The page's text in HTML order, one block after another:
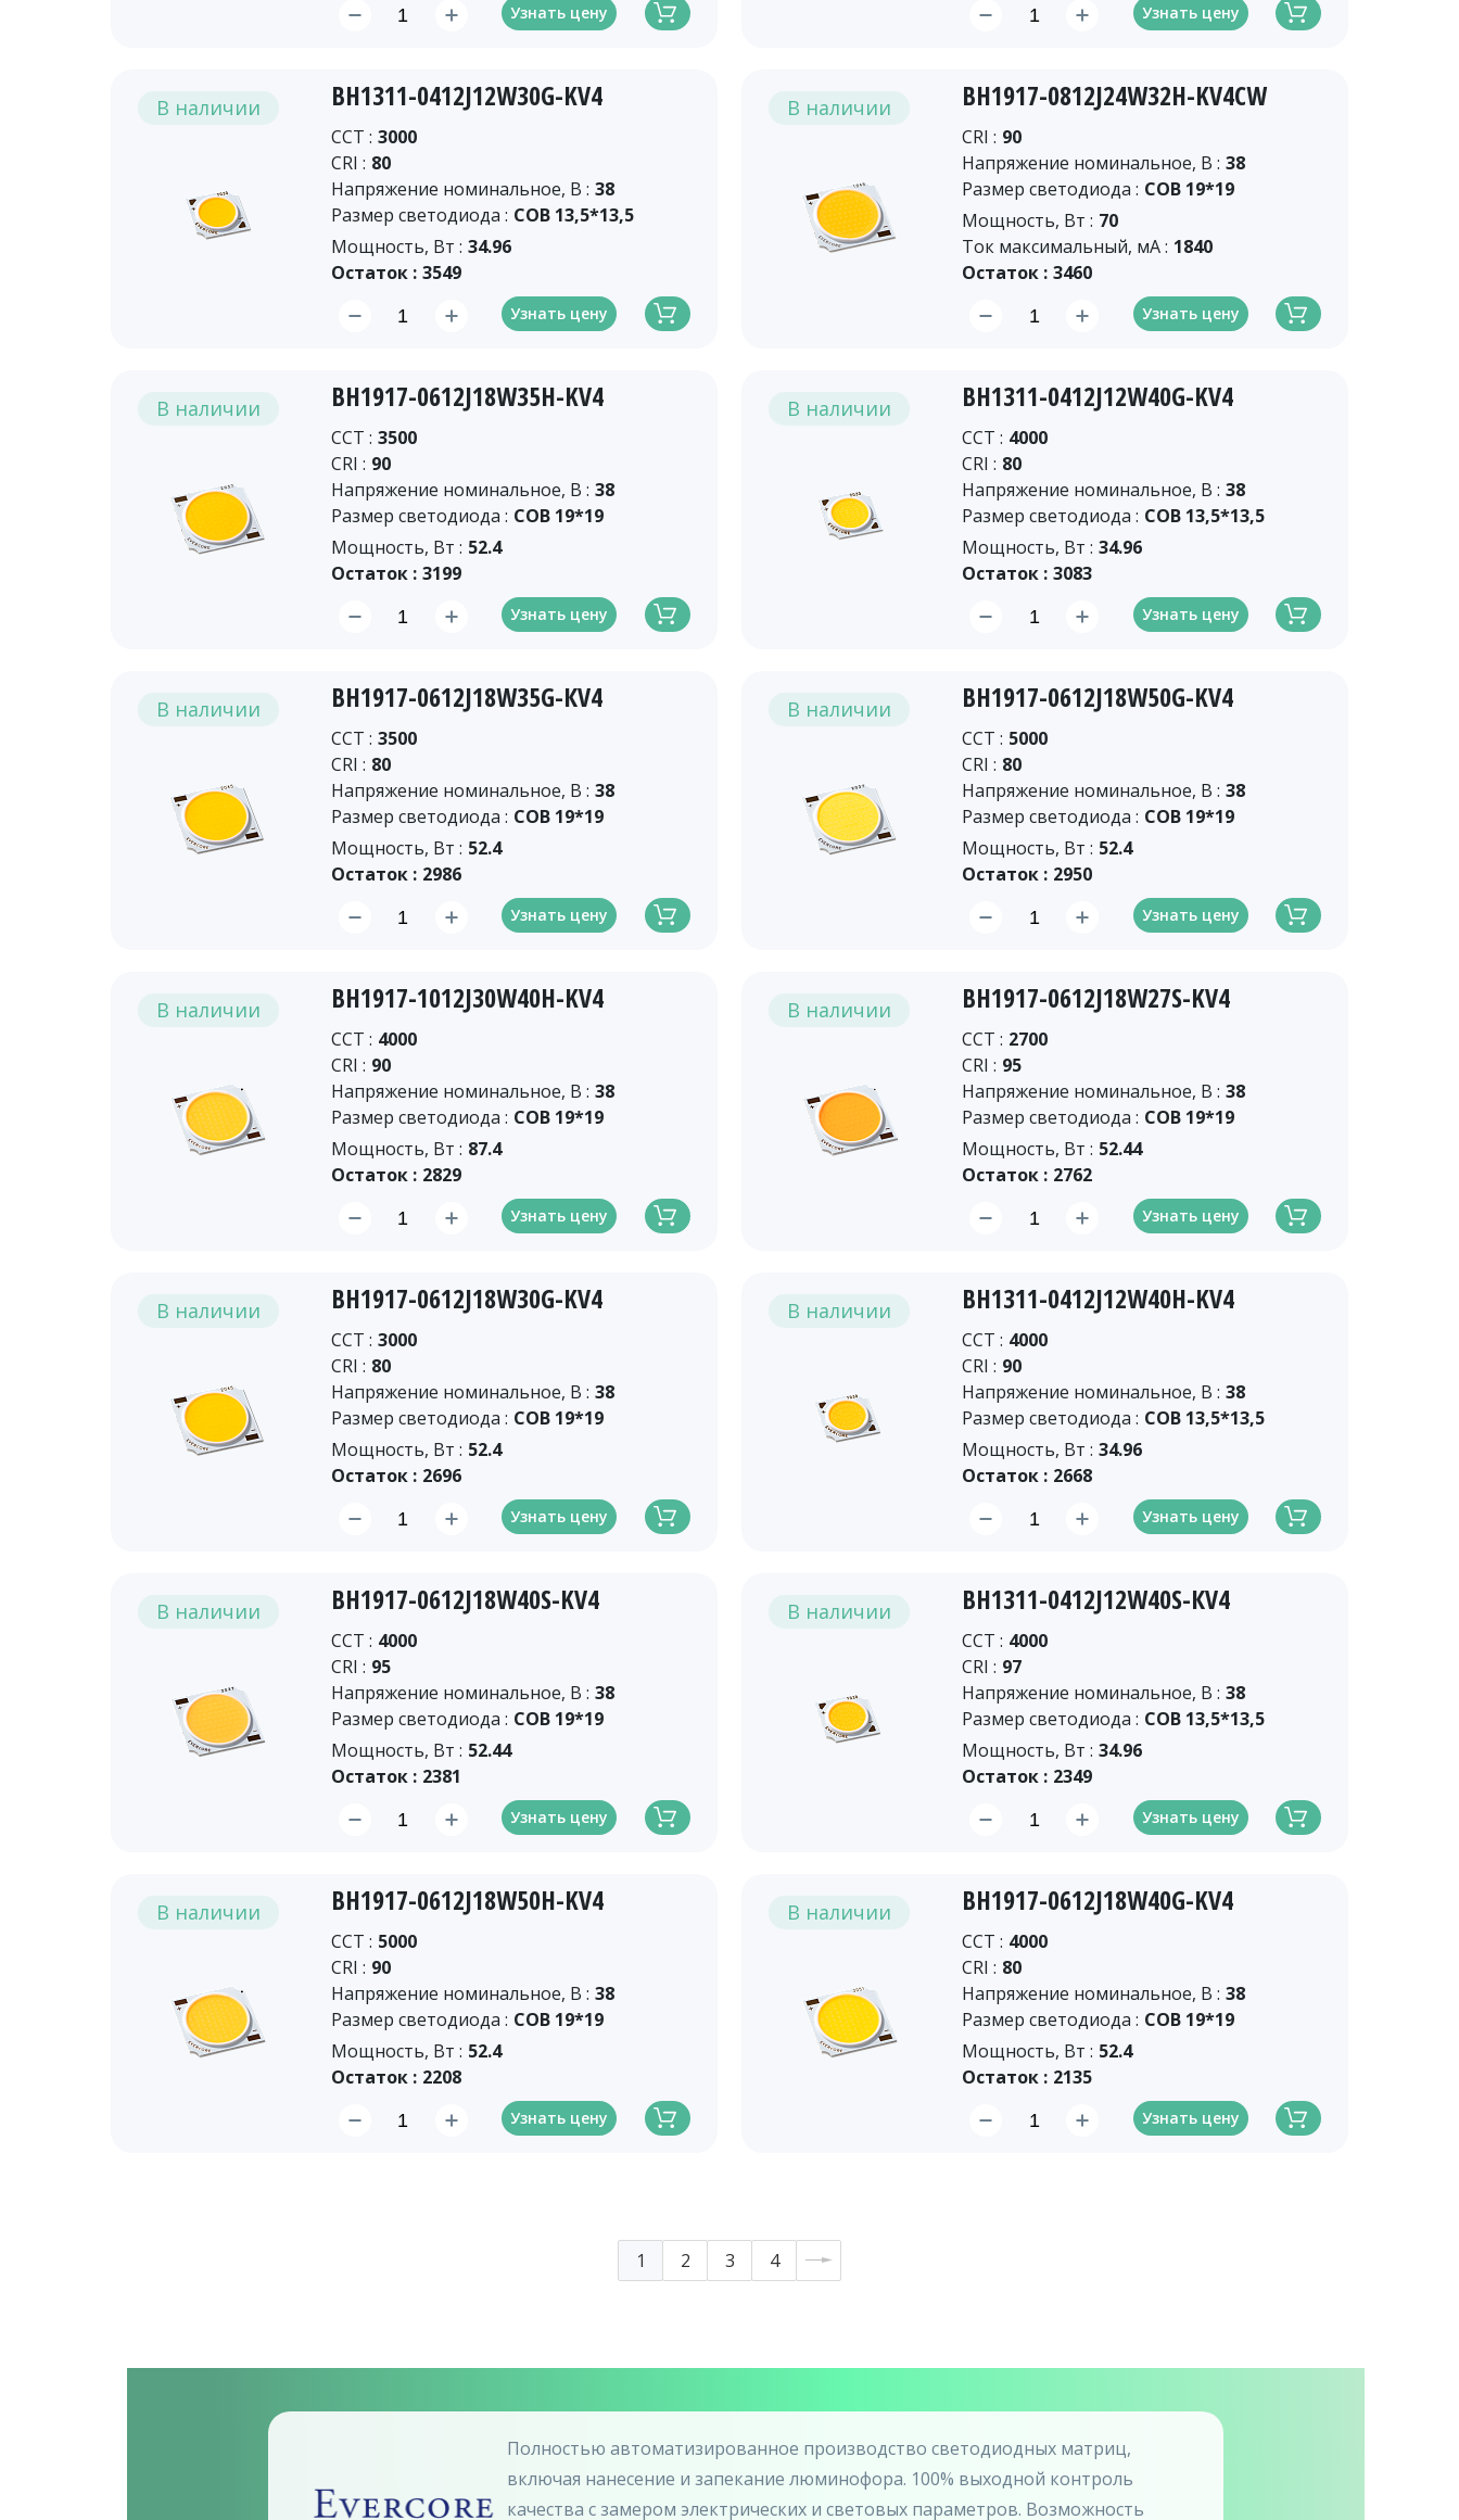
Узнать цену Узнать цену
В наличии BH1311-0412J12W30G-KV4
CCT : 3000
CRI : 80
Напряжение номинальное, В : 38
Размер светодиода : COB 13,5*13,5
Мощность, Вт : 34.96
Остаток : 3549
Узнать цену
В наличии BH1917-0812J24W32H-KV4CW
CRI : 90
Напряжение номинальное, В : 38
Размер светодиода : COB 19*19
Мощность, Вт : 70
Ток максимальный, мА : 1840
Остаток : 3460
Узнать цену
В наличии BH1917-0612J18W35H-KV4
CCT : 3500
CRI : 90
Напряжение номинальное, В : 38
Размер светодиода : COB 19*19
Мощность, Вт : 52.4
Остаток : 3199
Узнать цену
В наличии BH1311-0412J12W40G-KV4
CCT : 4000
CRI : 80
Напряжение номинальное, В : 38
Размер светодиода : COB 13,5*13,5
Мощность, Вт : 34.96
Остаток : 3083
Узнать цену
В наличии BH1917-0612J18W35G-КV4
CCT : 3500
CRI : 80
Напряжение номинальное, В : 38
Размер светодиода : COB 19*19
Мощность, Вт : 52.4
Остаток : 2986
Узнать цену
В наличии BH1917-0612J18W50G-KV4
CCT : 5000
CRI : 80
Напряжение номинальное, В : 38
Размер светодиода : COB 19*19
Мощность, Вт : 52.4
Остаток : 2950
Узнать цену
В наличии BH1917-1012J30W40H-KV4
CCT : 4000
CRI : 90
Напряжение номинальное, В : 38
Размер светодиода : COB 19*19
Мощность, Вт : 87.4
Остаток : 2829
Узнать цену
В наличии BH1917-0612J18W27S-KV4
CCT : 2700
CRI : 95
Напряжение номинальное, В : 38
Размер светодиода : COB 19*19
Мощность, Вт : 52.44
Остаток : 2762
Узнать цену
В наличии BH1917-0612J18W30G-KV4
CCT : 3000
CRI : 80
Напряжение номинальное, В : 38
Размер светодиода : COB 19*19
Мощность, Вт : 52.4
Остаток : 2696
Узнать цену
В наличии BH1311-0412J12W40H-KV4
CCT : 4000
CRI : 90
Напряжение номинальное, В : 38
Размер светодиода : COB 13,5*13,5
Мощность, Вт : 34.96
Остаток : 2668
Узнать цену
В наличии BH1917-0612J18W40S-KV4
CCT : 4000
CRI : 95
Напряжение номинальное, В : 38
Размер светодиода : COB 19*19
Мощность, Вт : 52.44
Остаток : 2381
Узнать цену
В наличии BH1311-0412J12W40S-КV4
CCT : 4000
CRI : 97
Напряжение номинальное, В : 38
Размер светодиода : COB 13,5*13,5
Мощность, Вт : 34.96
Остаток : 2349
Узнать цену
В наличии BH1917-0612J18W50H-KV4
CCT : 5000
CRI : 90
Напряжение номинальное, В : 38
Размер светодиода : COB 19*19
Мощность, Вт : 52.4
Остаток : 2208
Узнать цену
В наличии BH1917-0612J18W40G-KV4
CCT : 4000
CRI : 80
Напряжение номинальное, В : 38
Размер светодиода : COB 19*19
Мощность, Вт : 52.4
Остаток : 2135
Узнать цену
1 2 3 4
Полностью автоматизированное производство светодиодных матриц,
включая нанесение и запекание люминофора. 100% выходной контроль
качества с замером электрических и световых параметров. Возможность